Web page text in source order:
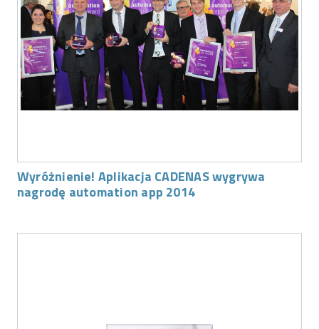
Wyróżnienie! Aplikacja CADENAS wygrywa
nagrodę automation app 2014